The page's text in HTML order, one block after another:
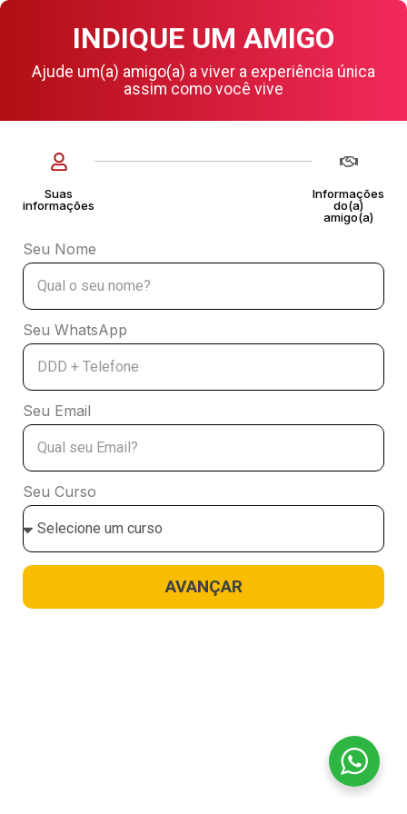
INDIQUE UM AMIGO
Ajude um(a) amigo(a) a viver a experiência única
assim como você vive
Suas
informações
Informações
do(a)
amigo(a)
Seu Nome
Seu WhatsApp
Seu Email
Seu Curso
AVANÇAR